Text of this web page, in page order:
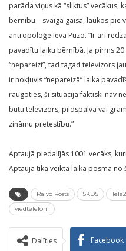
parāda viņus kā “sliktus” vecākus,
bērnību – svaigā gaisā, laukos pie
antropoloģe Ieva Puzo. “Ir arī
pavadītu laiku bērnībā. Ja pirms
“nepareizi”, tad tagad televizors
ir nokļuvis “nepareizā” laika
raugoties, šī situācija faktiski nav
būtu televizors, pildspalva vai
zināmu pretestību.”
Aptaujā piedalījās 1001 vecāks,
Aptauja tika veikta laika posmā no
Raivo Rosts SKDS Tele2
viedtelefoni
Dalīties Facebook